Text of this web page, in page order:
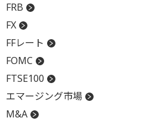
FRB
FX
FFレート
FOMC
FTSE100
エマージング市場
M&A